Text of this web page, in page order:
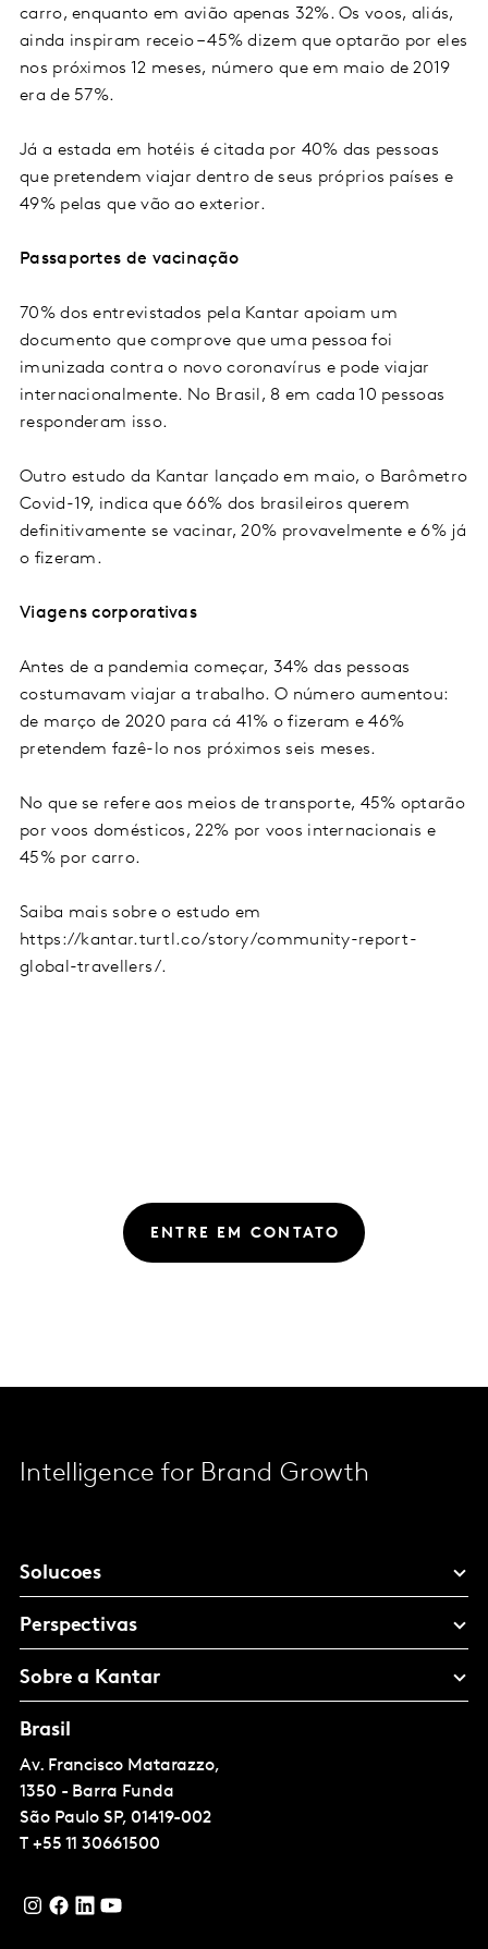
carro, enquanto em avião apenas 32%. Os voos, aliás,
ainda inspiram receio – 45% dizem que optarão por eles
nos próximos 12 meses, número que em maio de 2019
era de 57%.
Já a estada em hotéis é citada por 40% das pessoas
que pretendem viajar dentro de seus próprios países e
49% pelas que vão ao exterior.
Passaportes de vacinação
70% dos entrevistados pela Kantar apoiam um
documento que comprove que uma pessoa foi
imunizada contra o novo coronavírus e pode viajar
internacionalmente. No Brasil, 8 em cada 10 pessoas
responderam isso.
Outro estudo da Kantar lançado em maio, o Barômetro
Covid-19, indica que 66% dos brasileiros querem
definitivamente se vacinar, 20% provavelmente e 6% já
o fizeram.
Viagens corporativas
Antes de a pandemia começar, 34% das pessoas
costumavam viajar a trabalho. O número aumentou:
de março de 2020 para cá 41% o fizeram e 46%
pretendem fazê-lo nos próximos seis meses.
No que se refere aos meios de transporte, 45% optarão
por voos domésticos, 22% por voos internacionais e
45% por carro.
Saiba mais sobre o estudo em
https://kantar.turtl.co/story/community-report-
global-travellers/.
ENTRE EM CONTATO
Intelligence for Brand Growth
Solucoes
Perspectivas
Sobre a Kantar
Brasil
Av. Francisco Matarazzo,
1350 - Barra Funda
São Paulo SP, 01419-002
T +55 11 30661500